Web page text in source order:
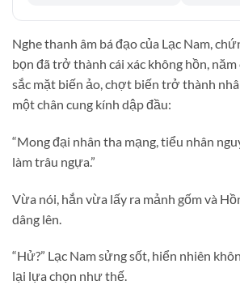
Nghe thanh âm bá đạo của Lạc Nam,
bọn đã trở thành cái xác không hồn, năm
sắc mặt biến ảo, chợt biến trở thành
một chân cung kính dập đầu:
“Mong đại nhân tha mạng, tiểu nhân
làm trâu ngựa.”
Vừa nói, hắn vừa lấy ra mảnh gốm và
dâng lên.
“Hử?” Lạc Nam sửng sốt, hiển nhiên
lại lựa chọn như thế.